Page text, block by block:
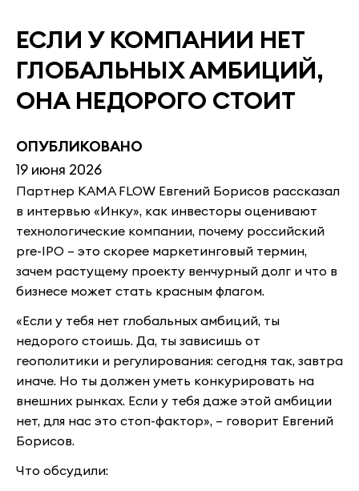
ЕСЛИ У КОМПАНИИ НЕТ
ГЛОБАЛЬНЫХ АМБИЦИЙ,
ОНА НЕДОРОГО СТОИТ
ОПУБЛИКОВАНО
19 июня 2026
Партнер KAMA FLOW Евгений Борисов рассказал
в интервью «Инку», как инвесторы оценивают
технологические компании, почему российский
pre-IPO – это скорее маркетинговый термин,
зачем растущему проекту венчурный долг и что в
бизнесе может стать красным флагом.
«Если у тебя нет глобальных амбиций, ты
недорого стоишь. Да, ты зависишь от
геополитики и регулирования: сегодня так, завтра
иначе. Но ты должен уметь конкурировать на
внешних рынках. Если у тебя даже этой амбиции
нет, для нас это стоп-фактор», – говорит Евгений
Борисов.
Что обсудили: